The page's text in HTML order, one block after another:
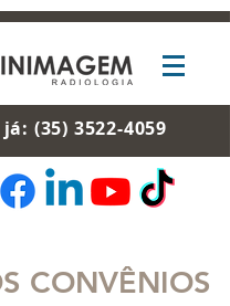
já: (35) 3522-4059
CONVÊNIOS